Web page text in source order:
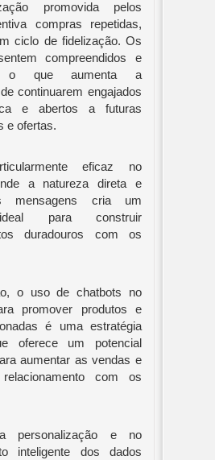
promovida pelos
compras repetidas,
ciclo de fidelização. Os
compreendidos e
o que aumenta a
continuarem engajados
e abertos a futuras
e ofertas.
eficaz no
a natureza direta e
mensagens cria um
para construir
duradouros com os
o uso de chatbots no
promover produtos e
é uma estratégia
oferece um potencial
aumentar as vendas e
com os
personalização e no
inteligente dos dados